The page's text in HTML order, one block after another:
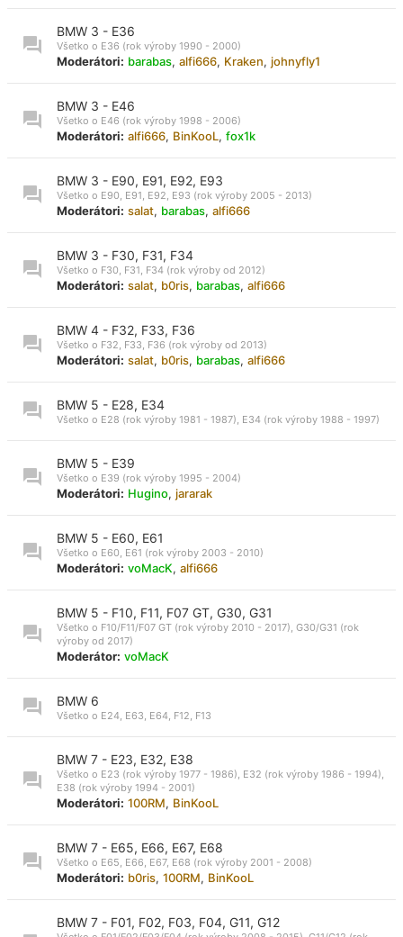
BMW 3 - E36
Všetko o E36 (rok výroby 1990 - 2000)
Moderátori: barabas, alfi666, Kraken, johnyfly1
BMW 3 - E46
Všetko o E46 (rok výroby 1998 - 2006)
Moderátori: alfi666, BinKooL, fox1k
BMW 3 - E90, E91, E92, E93
Všetko o E90, E91, E92, E93 (rok výroby 2005 - 2013)
Moderátori: salat, barabas, alfi666
BMW 3 - F30, F31, F34
Všetko o F30, F31, F34 (rok výroby od 2012)
Moderátori: salat, b0ris, barabas, alfi666
BMW 4 - F32, F33, F36
Všetko o F32, F33, F36 (rok výroby od 2013)
Moderátori: salat, b0ris, barabas, alfi666
BMW 5 - E28, E34
Všetko o E28 (rok výroby 1981 - 1987), E34 (rok výroby 1988 - 1997)
BMW 5 - E39
Všetko o E39 (rok výroby 1995 - 2004)
Moderátori: Hugino, jararak
BMW 5 - E60, E61
Všetko o E60, E61 (rok výroby 2003 - 2010)
Moderátori: voMacK, alfi666
BMW 5 - F10, F11, F07 GT, G30, G31
Všetko o F10/F11/F07 GT (rok výroby 2010 - 2017), G30/G31 (rok
výroby od 2017)
Moderátor: voMacK
BMW 6
Všetko o E24, E63, E64, F12, F13
BMW 7 - E23, E32, E38
Všetko o E23 (rok výroby 1977 - 1986), E32 (rok výroby 1986 - 1994),
E38 (rok výroby 1994 - 2001)
Moderátori: 100RM, BinKooL
BMW 7 - E65, E66, E67, E68
Všetko o E65, E66, E67, E68 (rok výroby 2001 - 2008)
Moderátori: b0ris, 100RM, BinKooL
BMW 7 - F01, F02, F03, F04, G11, G12